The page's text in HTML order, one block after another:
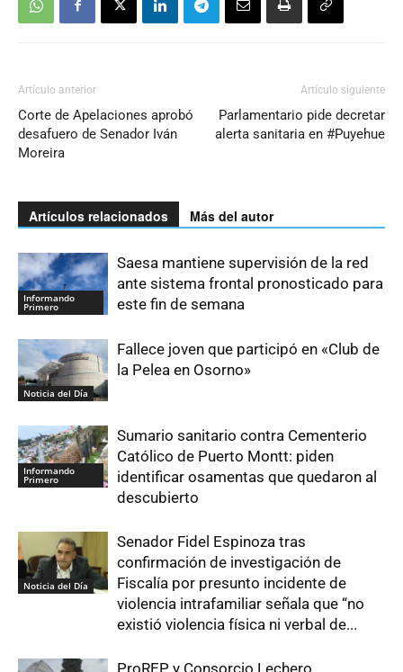
Artículo anterior
Corte de Apelaciones aprobó
desafuero de Senador Iván
Moreira
Artículo siguiente
Parlamentario pide decretar
alerta sanitaria en #Puyehue
Artículos relacionados Más del autor
Informando
Primero
Saesa mantiene supervisión de la red
ante sistema frontal pronosticado para
este fin de semana
Noticia del Día
Fallece joven que participó en «Club de
la Pelea en Osorno»
Informando
Primero
Sumario sanitario contra Cementerio
Católico de Puerto Montt: piden
identificar osamentas que quedaron al
descubierto
Noticia del Día
Senador Fidel Espinoza tras
confirmación de investigación de
Fiscalía por presunto incidente de
violencia intrafamiliar señala que “no
existió violencia física ni verbal de...